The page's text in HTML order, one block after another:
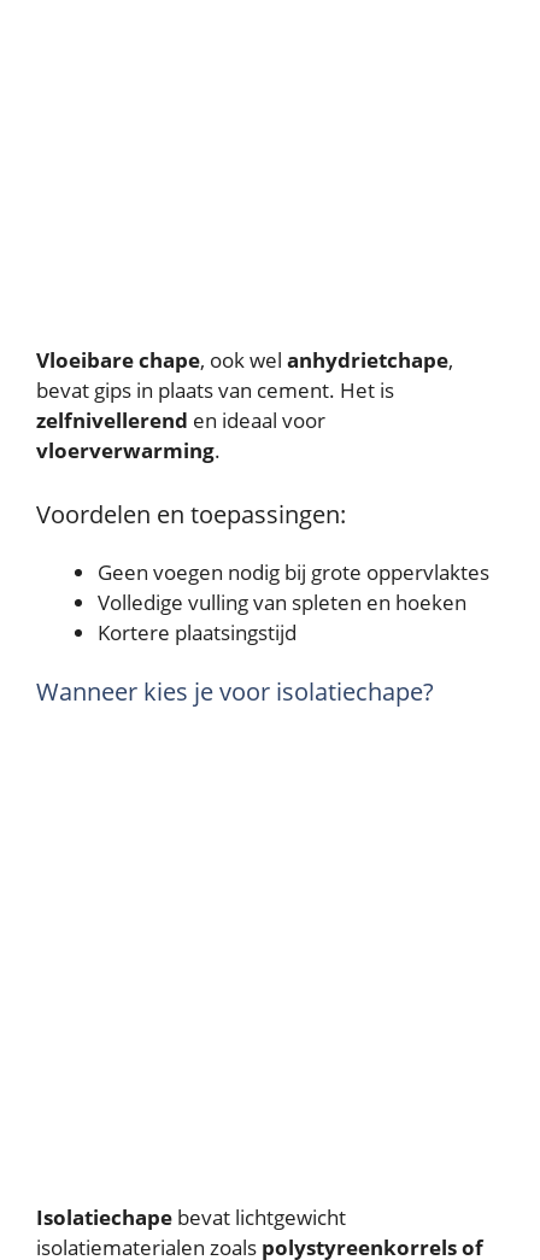
Vloeibare chape, ook wel anhydrietchape,
bevat gips in plaats van cement. Het is
zelfnivellerend en ideaal voor
vloerverwarming.
Voordelen en toepassingen:
Geen voegen nodig bij grote oppervlaktes
Volledige vulling van spleten en hoeken
Kortere plaatsingstijd
Wanneer kies je voor isolatiechape?
Isolatiechape bevat lichtgewicht
isolatiematerialen zoals polystyreenkorrels of